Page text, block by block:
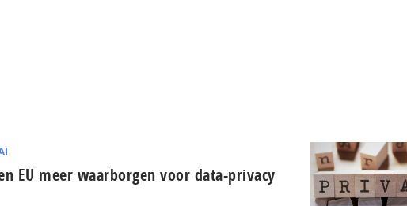
EU meer waarborgen voor data-privacy